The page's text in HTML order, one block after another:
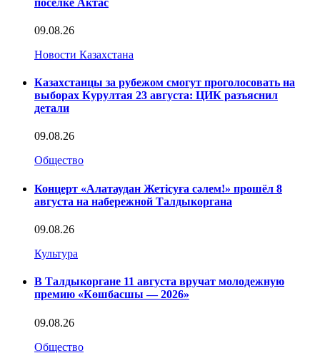
09.08.26
Новости Казахстана
Казахстанцы за рубежом смогут проголосовать на
выборах Курултая 23 августа: ЦИК разъяснил
детали
09.08.26
Общество
Концерт «Алатаудан Жетісуға сәлем!» прошёл 8
августа на набережной Талдыкоргана
09.08.26
Культура
В Талдыкоргане 11 августа вручат молодежную
премию «Көшбасшы — 2026»
09.08.26
Общество